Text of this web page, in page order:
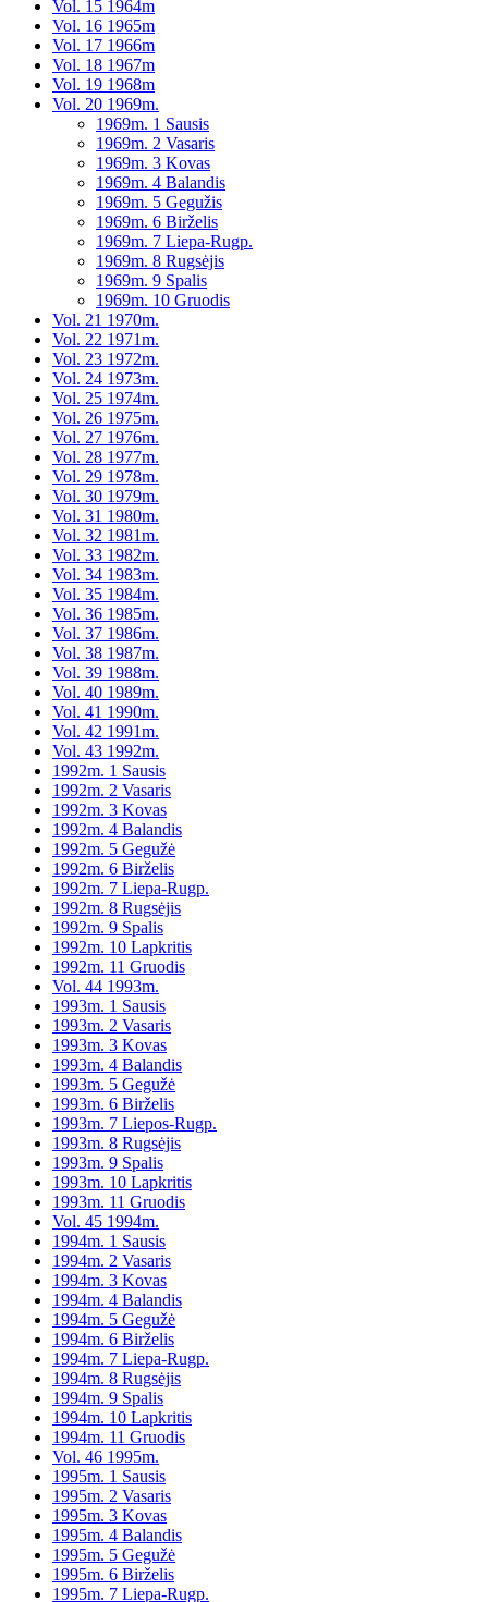
Vol. 15 1964m
Vol. 16 1965m
Vol. 17 1966m
Vol. 18 1967m
Vol. 19 1968m
Vol. 20 1969m.
1969m. 1 Sausis
1969m. 2 Vasaris
1969m. 3 Kovas
1969m. 4 Balandis
1969m. 5 Gegužis
1969m. 6 Birželis
1969m. 7 Liepa-Rugp.
1969m. 8 Rugsėjis
1969m. 9 Spalis
1969m. 10 Gruodis
Vol. 21 1970m.
Vol. 22 1971m.
Vol. 23 1972m.
Vol. 24 1973m.
Vol. 25 1974m.
Vol. 26 1975m.
Vol. 27 1976m.
Vol. 28 1977m.
Vol. 29 1978m.
Vol. 30 1979m.
Vol. 31 1980m.
Vol. 32 1981m.
Vol. 33 1982m.
Vol. 34 1983m.
Vol. 35 1984m.
Vol. 36 1985m.
Vol. 37 1986m.
Vol. 38 1987m.
Vol. 39 1988m.
Vol. 40 1989m.
Vol. 41 1990m.
Vol. 42 1991m.
Vol. 43 1992m.
1992m. 1 Sausis
1992m. 2 Vasaris
1992m. 3 Kovas
1992m. 4 Balandis
1992m. 5 Gegužė
1992m. 6 Birželis
1992m. 7 Liepa-Rugp.
1992m. 8 Rugsėjis
1992m. 9 Spalis
1992m. 10 Lapkritis
1992m. 11 Gruodis
Vol. 44 1993m.
1993m. 1 Sausis
1993m. 2 Vasaris
1993m. 3 Kovas
1993m. 4 Balandis
1993m. 5 Gegužė
1993m. 6 Birželis
1993m. 7 Liepos-Rugp.
1993m. 8 Rugsėjis
1993m. 9 Spalis
1993m. 10 Lapkritis
1993m. 11 Gruodis
Vol. 45 1994m.
1994m. 1 Sausis
1994m. 2 Vasaris
1994m. 3 Kovas
1994m. 4 Balandis
1994m. 5 Gegužė
1994m. 6 Birželis
1994m. 7 Liepa-Rugp.
1994m. 8 Rugsėjis
1994m. 9 Spalis
1994m. 10 Lapkritis
1994m. 11 Gruodis
Vol. 46 1995m.
1995m. 1 Sausis
1995m. 2 Vasaris
1995m. 3 Kovas
1995m. 4 Balandis
1995m. 5 Gegužė
1995m. 6 Birželis
1995m. 7 Liepa-Rugp.